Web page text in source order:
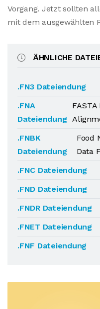
Vorgang. Jetzt sollten
mit dem ausgewählten
ÄHNLICHE
.FN3 Dateiendung
.FNA
Dateiendung
.FNBK
Dateiendung
Food
Data
.FNC Dateiendung
.FND Dateiendung
.FNDR Dateiendung
.FNET Dateiendung
.FNF Dateiendung